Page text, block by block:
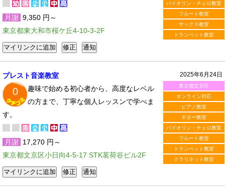
バイオリン・チェロ教室
フルート教室
サックス教室
トランペット教室
月謝 9,350 円～
東京都東大和市桜ケ丘4-10-3-2F
2025年6月24日
東京都文京区
オンライン対応
ピアノ教室
ギター教室
バイオリン・チェロ教室
フルート教室
トランペット教室
クラリネット教室
プレスト音楽教室
0
趣味で始める初心者から、高度なレベル
の方まで、丁寧な個人レッスンで学べま
す。
月謝 17,270 円～
東京都文京区小日向4-5-17 STK茗荷谷ビル2F